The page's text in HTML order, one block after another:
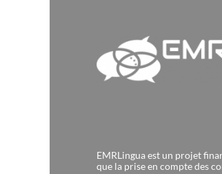
EMRLingua est un projet
que la prise en compte des